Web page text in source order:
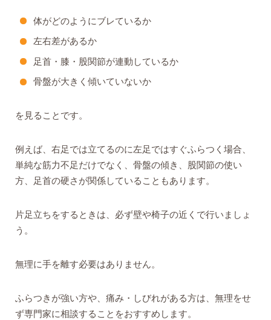
体がどのようにブレているか
左右差があるか
足首・膝・股関節が連動しているか
骨盤が大きく傾いていないか
を見ることです。
例えば、右足では立てるのに左足ではすぐふらつく場合、
単純な筋力不足だけでなく、骨盤の傾き、股関節の使い
方、足首の硬さが関係していることもあります。
片足立ちをするときは、必ず壁や椅子の近くで行いましょ
う。
無理に手を離す必要はありません。
ふらつきが強い方や、痛み・しびれがある方は、無理をせ
ず専門家に相談することをおすすめします。